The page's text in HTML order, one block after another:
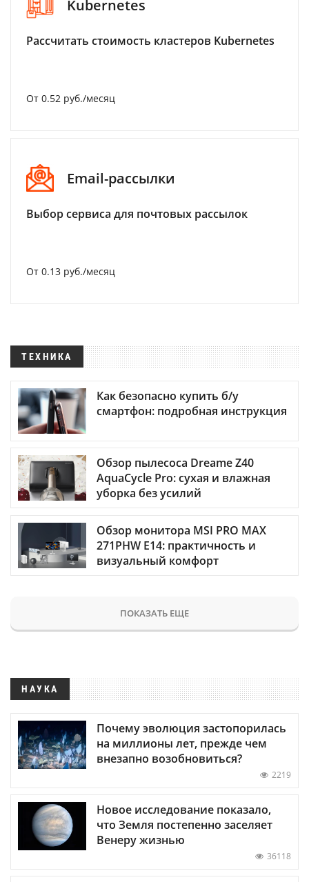
Kubernetes
Рассчитать стоимость кластеров Kubernetes
От 0.52 руб./месяц
Email-рассылки
Выбор сервиса для почтовых рассылок
От 0.13 руб./месяц
ТЕХНИКА
Как безопасно купить б/у
смартфон: подробная инструкция
Обзор пылесоса Dreame Z40
AquaCycle Pro: сухая и влажная
уборка без усилий
Обзор монитора MSI PRO MAX
271PHW E14: практичность и
визуальный комфорт
ПОКАЗАТЬ ЕЩЕ
НАУКА
Почему эволюция застопорилась
на миллионы лет, прежде чем
внезапно возобновиться?
2219
Новое исследование показало,
что Земля постепенно заселяет
Венеру жизнью
36118